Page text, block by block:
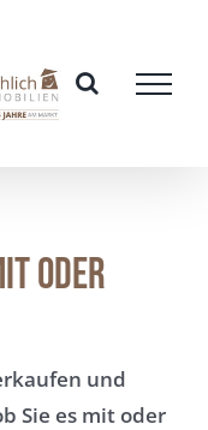
oder
und
Sie es mit oder